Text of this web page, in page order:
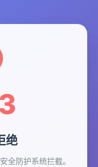
绝
全防护系统拦截。